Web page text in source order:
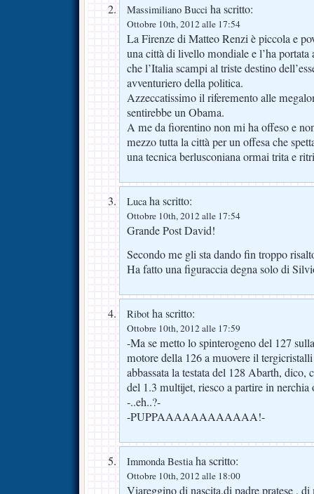
Massimiliano Bucci ha scritto:
Ottobre 10th, 2012 alle 17:54
La Firenze di Matteo Renzi è piccola e
una città di livello mondiale e l’ha
che l’Italia scampi al triste destino
avventuriero della politica.
Azzeccatissimo il riferemento alle
sentirebbe un Obama.
A me da fiorentino non mi ha offeso e
mezzo tutta la città per un offesa che
una tecnica berlusconiana ormai trita e
Lucaha scritto:
Ottobre 10th, 2012 alle 17:54
Grande Post David!
Secondo me gli sta dando fin troppo
Ha fatto una figuraccia degna solo di
Ribot ha scritto:
Ottobre 10th, 2012 alle 17:59
-Ma se metto lo spinterogeno del 127
motore della 126 a muovere il
abbassata la testata del 128 Abarth,
del 1.3 multijet, riesco a partire in nerchia
-..eh..?-
-PUPPAAAAAAAAAAAA!-
Immonda Bestiaha scritto:
Ottobre 10th, 2012 alle 18:00
Viareggino di nascita,di padre pratese , di